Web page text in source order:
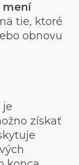
mení
tie, ktoré
obnovu
je
získať